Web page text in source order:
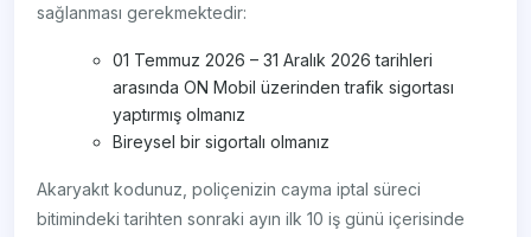
sağlanması gerekmektedir:
01 Temmuz 2026 – 31 Aralık 2026 tarihleri
arasında ON Mobil üzerinden trafik sigortası
yaptırmış olmanız
Bireysel bir sigortalı olmanız
Akaryakıt kodunuz, poliçenizin cayma iptal süreci
bitimindeki tarihten sonraki ayın ilk 10 iş günü içerisinde